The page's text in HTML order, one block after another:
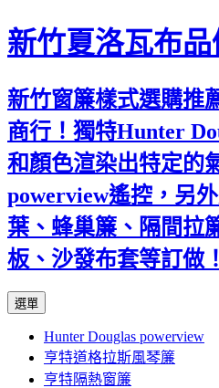
新竹夏洛瓦布
新竹窗簾樣式選購推
商行！獨特Hunter
和顏色渲染出特定的
powerview遙控，另
葉、蜂巢簾、隔間拉
板、沙發布套等訂做！
選單
內
容
Hunter Douglas powerview
亨特道格拉斯風琴簾
亨特隔熱窗簾